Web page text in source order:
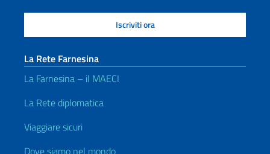
La Rete Farnesina
La Farnesina – il MAECI
La Rete diplomatica
Viaggiare sicuri
Dove siamo nel mondo